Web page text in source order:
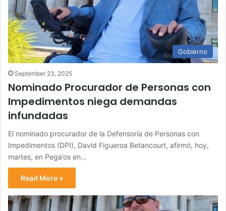
Gobierno
September 23, 2025
Nominado Procurador de Personas con
Impedimentos niega demandas
infundadas
El nominado procurador de la Defensoría de Personas con
Impedimentos (DPI), David Figueroa Betancourt, afirmó, hoy,
martes, en Pega’os en…
Read More »